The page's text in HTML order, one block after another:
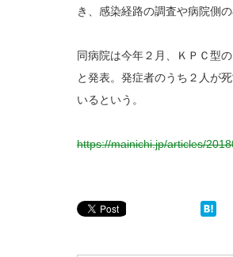
き、感染経路の調査や病院側
同病院は今年２月、ＫＰＣ型
と発表。発症者のうち２人が
いるという。
https://mainichi.jp/articles/